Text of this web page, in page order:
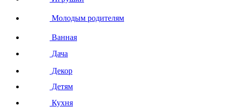
Молодым родителям
Ванная
Дача
Декор
Детям
Кухня